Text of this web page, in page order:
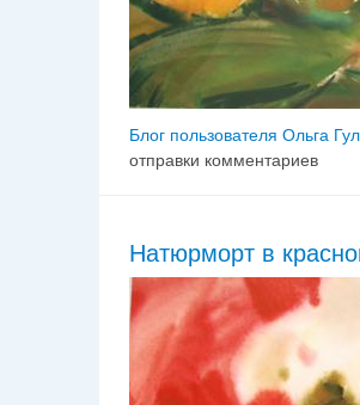
Блог пользователя Ольга
отправки комментариев
Натюрморт в